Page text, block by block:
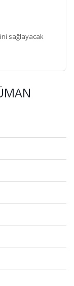
sağlayacak